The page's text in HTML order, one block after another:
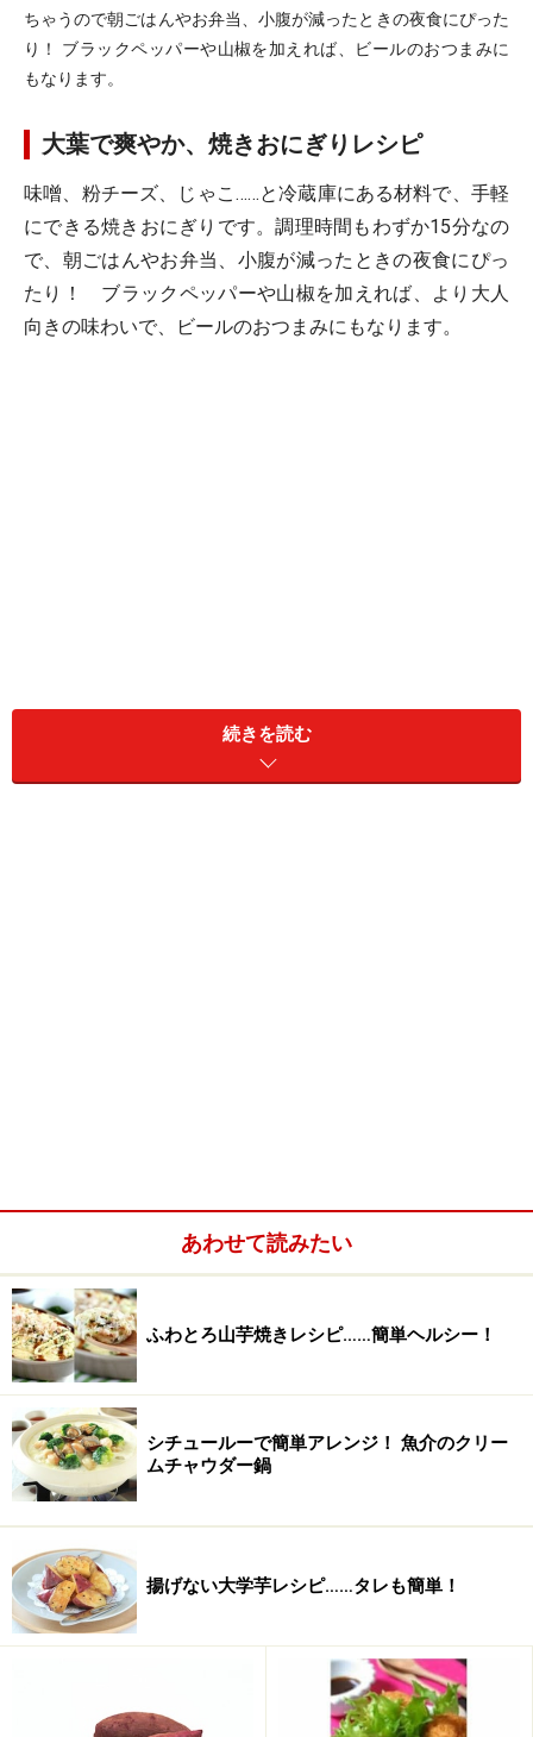
ちゃうので朝ごはんやお弁当、小腹が減ったときの夜食にぴった
り！ ブラックペッパーや山椒を加えれば、ビールのおつまみに
もなります。
大葉で爽やか、焼きおにぎりレシピ
味噌、粉チーズ、じゃこ……と冷蔵庫にある材料で、手軽
にできる焼きおにぎりです。調理時間もわずか15分なの
で、朝ごはんやお弁当、小腹が減ったときの夜食にぴっ
たり！ ブラックペッパーや山椒を加えれば、より大人
向きの味わいで、ビールのおつまみにもなります。
味噌とチーズはともに発酵食品なので、旨みの相乗効果
粉チーズ 大さじ1～2
大葉 10枚
油 大さじ1/2
続きを読む
あわせて読みたい
ふわとろ山芋焼きレシピ……簡単ヘルシー！
シチュールーで簡単アレンジ！ 魚介のクリー
ムチャウダー鍋
揚げない大学芋レシピ……タレも簡単！